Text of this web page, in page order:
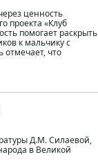
ценность
проекта «Клуб
помогает раскрыть
к мальчику с
отмечает, что
Д.М. Силаевой,
в Великой